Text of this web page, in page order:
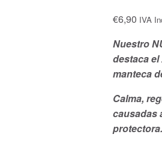
€6,90 IVA
Nuestro
destaca
manteca
Calma,
causadas
protectora.